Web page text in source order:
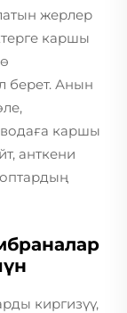
жерлер
каршы
берет. Анын
каршы
анткени
киргизүү,